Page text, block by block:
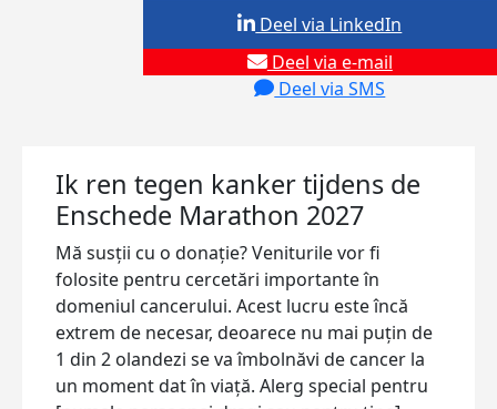
Deel via e-mail
Deel via SMS
Deel via LinkedIn
Ik ren tegen kanker tijdens de
Enschede Marathon 2027
Mă susții cu o donație? Veniturile vor fi
folosite pentru cercetări importante în
domeniul cancerului. Acest lucru este încă
extrem de necesar, deoarece nu mai puțin de
1 din 2 olandezi se va îmbolnăvi de cancer la
un moment dat în viață. Alerg special pentru